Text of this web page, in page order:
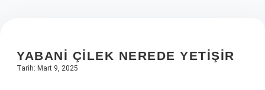
YABANI ÇILEK NEREDE YETIŞIR
Tarih: Mart 9, 2025